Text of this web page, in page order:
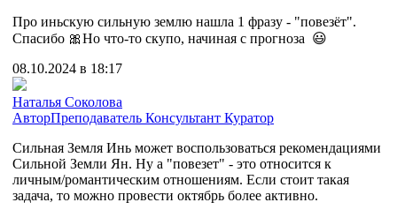
Про иньскую сильную землю нашла 1 фразу - "повезёт".
Спасибо 🎀Но что-то скупо, начиная с прогноза 😃
08.10.2024 в 18:17
Наталья Соколова
АвторПреподаватель Консультант Куратор
Сильная Земля Инь может воспользоваться рекомендациями
Сильной Земли Ян. Ну а "повезет" - это относится к
личным/романтическим отношениям. Если стоит такая
задача, то можно провести октябрь более активно.